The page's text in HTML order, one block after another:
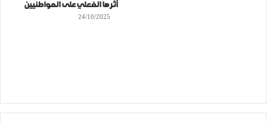
أثرها الفعلي على المواطنيين
24/10/2025